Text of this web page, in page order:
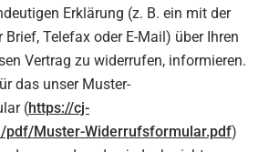
Erklärung (z. B. ein mit der
Brief, Telefax oder E-Mail) über Ihren
Vertrag zu widerrufen, informieren.
das unser Muster-
(https://cj-
pdf/Muster-Widerrufsformular.pdf)